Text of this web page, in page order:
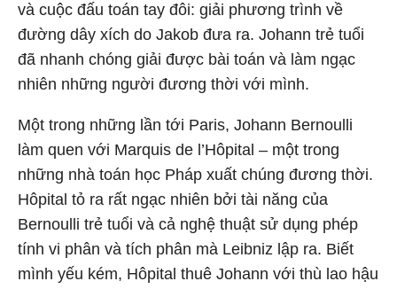
và cuộc đấu toán tay đôi: giải phương trình về
đường dây xích do Jakob đưa ra. Johann trẻ tuổi
đã nhanh chóng giải được bài toán và làm ngạc
nhiên những người đương thời với mình.
Một trong những lần tới Paris, Johann Bernoulli
làm quen với Marquis de l’Hôpital – một trong
những nhà toán học Pháp xuất chúng đương thời.
Hôpital tỏ ra rất ngạc nhiên bởi tài năng của
Bernoulli trẻ tuổi và cả nghệ thuật sử dụng phép
tính vi phân và tích phân mà Leibniz lập ra. Biết
mình yếu kém, Hôpital thuê Johann với thù lao hậu